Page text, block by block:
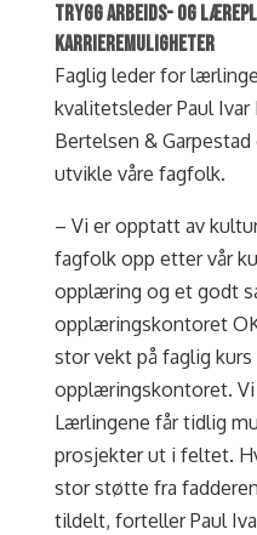
TRYGG ARBEIDS- OG
KARRIEREMULIGHETER
Faglig leder for
kvalitetsleder Paul
Bertelsen &
utvikle våre fagfolk.
– Vi er opptatt av
fagfolk opp etter vår
opplæring og et godt
opplæringskontoret
stor vekt på faglig kurs
opplæringskontoret. Vi
Lærlingene får tidlig
prosjekter ut i feltet.
stor støtte fra
tildelt, forteller Paul